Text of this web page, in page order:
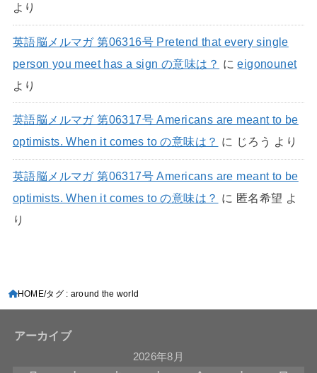
より
英語脳メルマガ 第06316号 Pretend that every single
person you meet has a sign の意味は？ にeigonounet
より
英語脳メルマガ 第06317号 Americans are meant to be
optimists. When it comes to の意味は？ に じろう より
英語脳メルマガ 第06317号 Americans are meant to be
optimists. When it comes to の意味は？ に 匿名希望 よ
り
HOME タグ : around the world
アーカイブ
2026年8月